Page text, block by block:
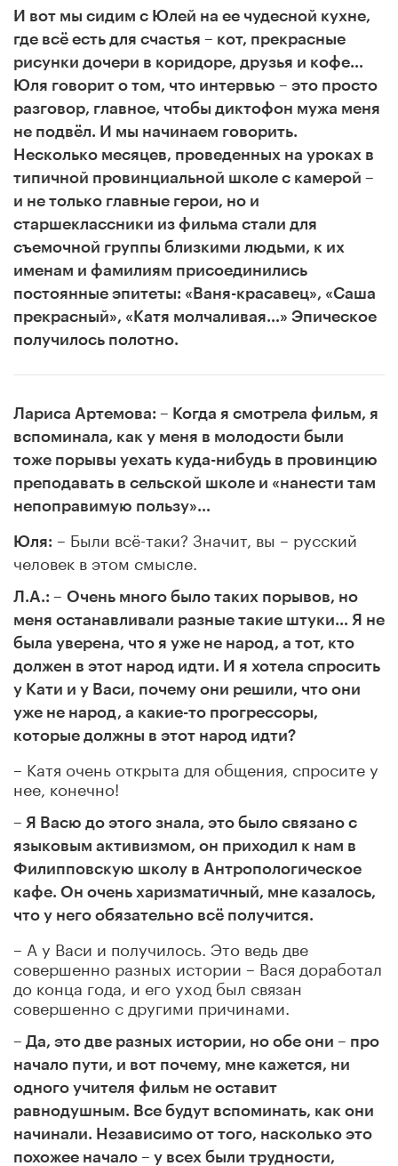
И вот мы сидим с Юлей на ее чудесной кухне,
где всё есть для счастья – кот, прекрасные
рисунки дочери в коридоре, друзья и кофе…
Юля говорит о том, что интервью – это просто
разговор, главное, чтобы диктофон мужа меня
не подвёл. И мы начинаем говорить.
Несколько месяцев, проведенных на уроках в
типичной провинциальной школе с камерой –
и не только главные герои, но и
старшеклассники из фильма стали для
съемочной группы близкими людьми, к их
именам и фамилиям присоединились
постоянные эпитеты: «Ваня-красавец», «Саша
прекрасный», «Катя молчаливая…» Эпическое
получилось полотно.
Лариса Артемова: – Когда я смотрела фильм, я
вспоминала, как у меня в молодости были
тоже порывы уехать куда-нибудь в провинцию
преподавать в сельской школе и «нанести там
непоправимую пользу»…
Юля: – Были всё-таки? Значит, вы – русский
человек в этом смысле.
Л.А.: – Очень много было таких порывов, но
меня останавливали разные такие штуки… Я не
была уверена, что я уже не народ, а тот, кто
должен в этот народ идти. И я хотела спросить
у Кати и у Васи, почему они решили, что они
уже не народ, а какие-то прогрессоры,
которые должны в этот народ идти?
– Катя очень открыта для общения, спросите у
нее, конечно!
– Я Васю до этого знала, это было связано с
языковым активизмом, он приходил к нам в
Филипповскую школу в Антропологическое
кафе. Он очень харизматичный, мне казалось,
что у него обязательно всё получится.
– А у Васи и получилось. Это ведь две
совершенно разных истории – Вася доработал
до конца года, и его уход был связан
совершенно с другими причинами.
– Да, это две разных истории, но обе они – про
начало пути, и вот почему, мне кажется, ни
одного учителя фильм не оставит
равнодушным. Все будут вспоминать, как они
начинали. Независимо от того, насколько это
похожее начало – у всех были трудности,